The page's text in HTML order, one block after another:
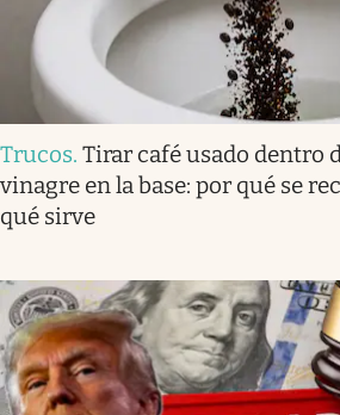
Trucos. Tirar café usado dentro
vinagre en la base: por qué se
qué sirve